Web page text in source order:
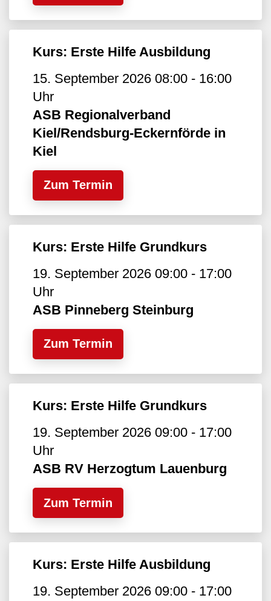
Kurs: Erste Hilfe Ausbildung
15. September 2026 08:00 - 16:00
Uhr
ASB Regionalverband
Kiel/Rendsburg-Eckernförde in
Kiel
Zum Termin
Kurs: Erste Hilfe Grundkurs
19. September 2026 09:00 - 17:00
Uhr
ASB Pinneberg Steinburg
Zum Termin
Kurs: Erste Hilfe Grundkurs
19. September 2026 09:00 - 17:00
Uhr
ASB RV Herzogtum Lauenburg
Zum Termin
Kurs: Erste Hilfe Ausbildung
19. September 2026 09:00 - 17:00